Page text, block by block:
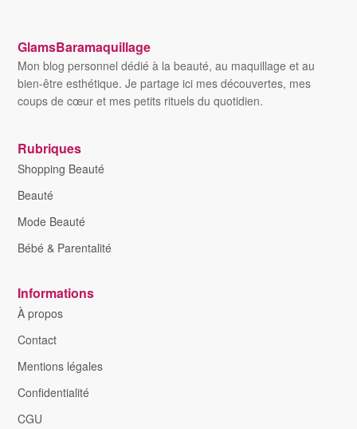
GlamsBaramaquillage
Mon blog personnel dédié à la beauté, au maquillage et au
bien-être esthétique. Je partage ici mes découvertes, mes
coups de cœur et mes petits rituels du quotidien.
Rubriques
Shopping Beauté
Beauté
Mode Beauté
Bébé & Parentalité
Informations
À propos
Contact
Mentions légales
Confidentialité
CGU